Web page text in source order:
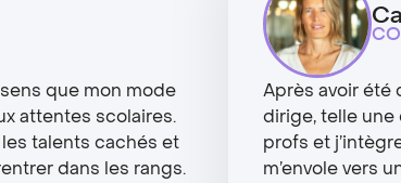
que mon mode
attentes scolaires.
talents cachés et
dans les rangs.
Après avoir été
dirige, telle une
profs et
m’envole vers